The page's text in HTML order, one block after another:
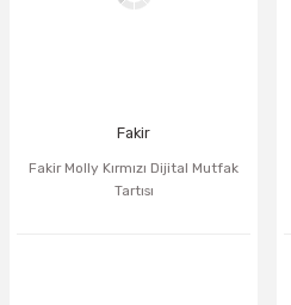
Fakir
Fakir Molly Kırmızı Dijital Mutfak
Tartısı